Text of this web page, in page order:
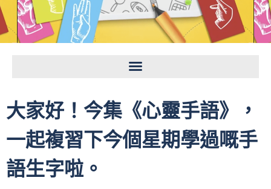
大家好！今集《心靈手語》，
一起複習下今個星期學過嘅手
語生字啦。